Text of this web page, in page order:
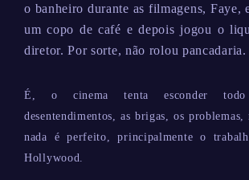
o banheiro durante as filmagens, Faye,
um copo de café e depois jogou o
diretor. Por sorte, não rolou pancadaria.
É, o cinema tenta esconder
desentendimentos, as brigas, os problemas,
nada é perfeito, principalmente o
Hollywood.